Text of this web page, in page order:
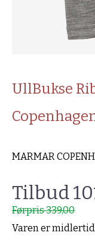
UllBukse
MARMAR
Tilbud
Førpris 339,00
Varen er